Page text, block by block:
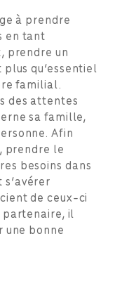
à prendre
en tant
prendre un
qu’essentiel
familial.
des attentes
sa famille,
Afin
prendre le
besoins dans
de ceux-ci
partenaire, il
une bonne